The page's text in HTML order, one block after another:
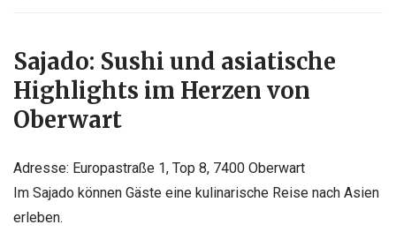
Sajado: Sushi und asiatische
Highlights im Herzen von
Oberwart
Adresse: Europastraße 1, Top 8, 7400 Oberwart
Im Sajado können Gäste eine kulinarische Reise nach Asien
erleben.